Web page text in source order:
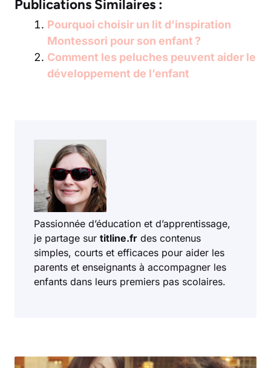
Publications Similaires :
Pourquoi choisir un lit d’inspiration
Montessori pour son enfant ?
Comment les peluches peuvent aider le
développement de l’enfant
Passionnée d’éducation et d’apprentissage,
je partage sur titline.fr des contenus
simples, courts et efficaces pour aider les
parents et enseignants à accompagner les
enfants dans leurs premiers pas scolaires.